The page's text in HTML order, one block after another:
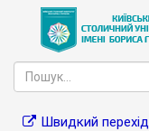
Швидкий перехід